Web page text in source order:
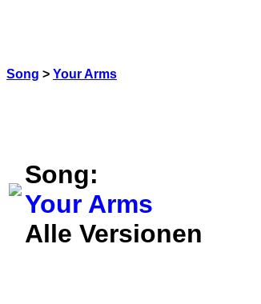
Song > Your Arms
Song:
Your Arms
Alle Versionen